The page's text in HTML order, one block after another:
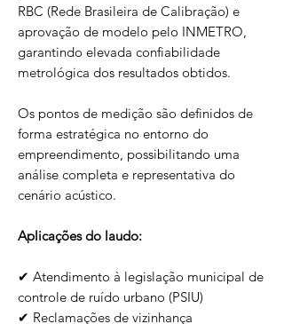
RBC (Rede Brasileira de Calibração) e
aprovação de modelo pelo INMETRO,
garantindo elevada confiabilidade
metrológica dos resultados obtidos.
Os pontos de medição são definidos de
forma estratégica no entorno do
empreendimento, possibilitando uma
análise completa e representativa do
cenário acústico.
Aplicações do laudo:
✔ Atendimento à legislação municipal de
controle de ruído urbano (PSIU)
✔ Reclamações de vizinhança